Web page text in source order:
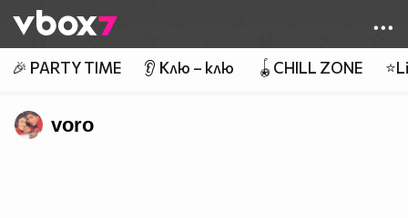
👾
🎉 PARTY TIME 👂 Клю – клю 🪀CHILL ZONE
voro